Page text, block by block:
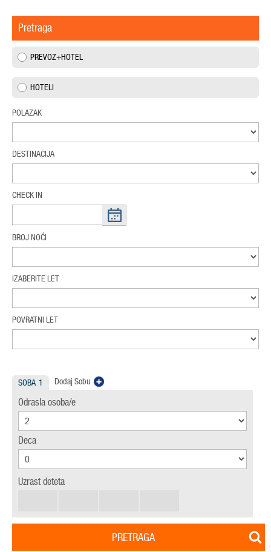
Pretraga
PREVOZ+HOTEL
HOTELI
POLAZAK
DESTINACIJA
CHECK IN
BROJ NOĆI
IZABERITE LET
POVRATNI LET
SOBA 1 Dodaj Sobu
Odrasla osoba/e
Deca
Uzrast deteta
PRETRAGA